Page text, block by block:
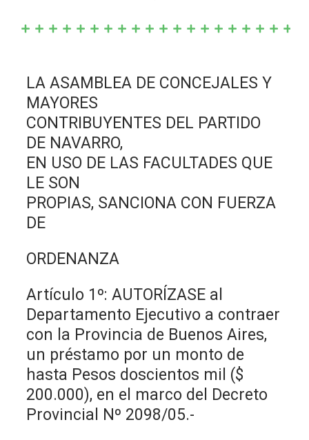
LA ASAMBLEA DE CONCEJALES Y
MAYORES
CONTRIBUYENTES DEL PARTIDO
DE NAVARRO,
EN USO DE LAS FACULTADES QUE
LE SON
PROPIAS, SANCIONA CON FUERZA
DE
ORDENANZA
Artículo 1º: AUTORÍZASE al
Departamento Ejecutivo a contraer
con la Provincia de Buenos Aires,
un préstamo por un monto de
hasta Pesos doscientos mil ($
200.000), en el marco del Decreto
Provincial Nº 2098/05.-